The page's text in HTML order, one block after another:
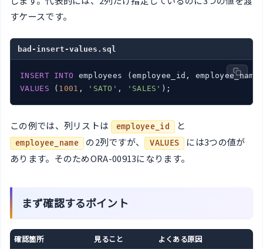
すケースです。
bad-insert-values.sql
INSERT
INTO
VALUES ( 1001 , 'SATO' , 'SALES'
この例では、列リストは employee_id と
employee_name の2列ですが、 VALUES
には3つの値が
あります。そのためORA-00913になります。
まず確認するポイント
確認箇所 見ること よくある原因